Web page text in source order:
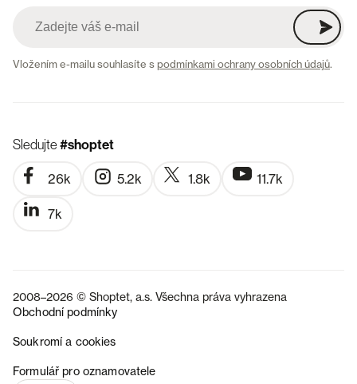
Vložením e-mailu souhlasíte spodmínkami ochrany osobních údajů.
Sledujte#shoptet
26k 5.2k 1.8k 11.7k
7k
2008–2026 © Shoptet, a.s. Všechna práva vyhrazena
Obchodní podmínky
Soukromí a cookies
Formulář pro oznamovatele